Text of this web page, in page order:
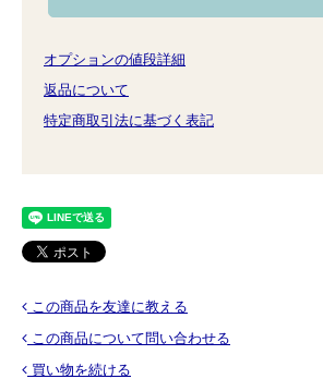
オプションの値段詳細
返品について
特定商取引法に基づく表記
この商品を友達に教える
この商品について問い合わせる
買い物を続ける